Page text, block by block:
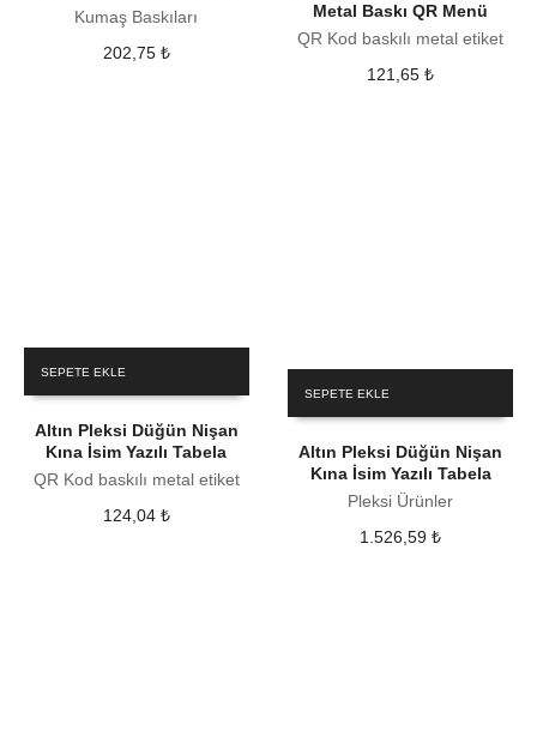
Kumaş Baskıları
202,75 ₺
Metal Baskı QR Menü
QR Kod baskılı metal etiket
121,65₺
SEPETE EKLE
Altın Pleksi Düğün Nişan
Kına İsim Yazılı Tabela
QR Kod baskılı metal etiket
124,04 ₺
SEPETE EKLE
Altın Pleksi Düğün Nişan
Kına İsim Yazılı Tabela
Pleksi Ürünler
1.526,59₺